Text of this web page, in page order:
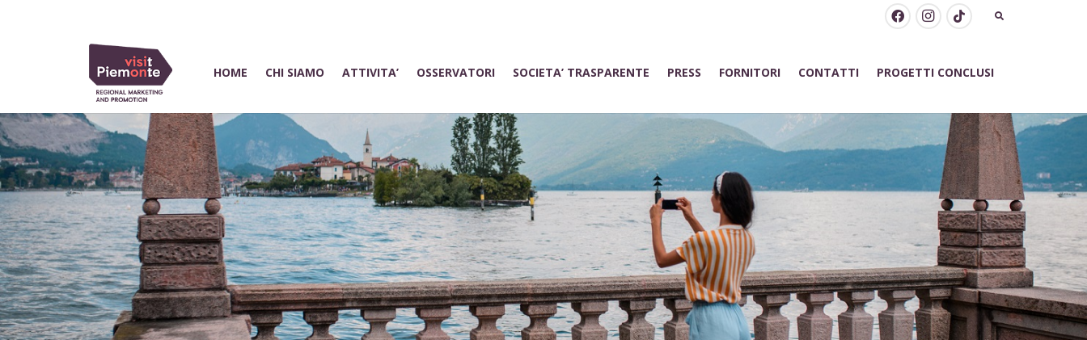
HOME CHI SIAMO ATTIVITA’ OSSERVATORI SOCIETA’ TRASPARENTE PRESS FORNITORI CONTATTI PROGETTI CONCLUSI